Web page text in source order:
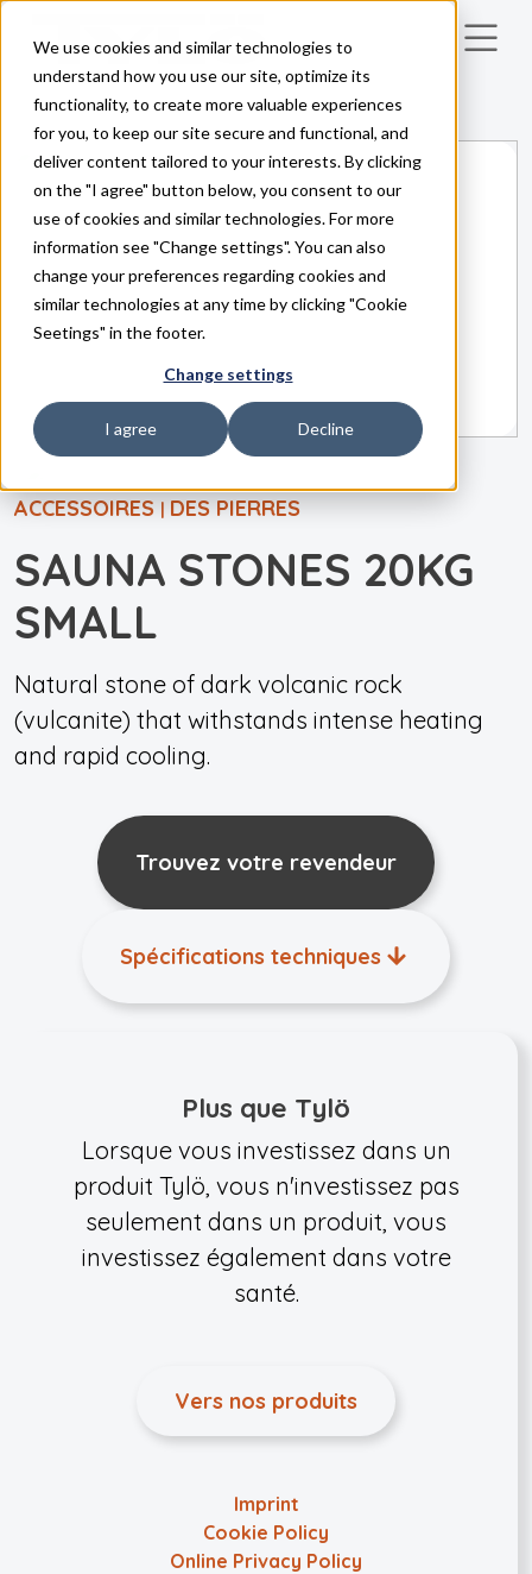
We use cookies and similar technologies to
understand how you use our site, optimize its
functionality, to create more valuable experiences
for you, to keep our site secure and functional, and
deliver content tailored to your interests. By clicking
on the "I agree" button below, you consent to our
use of cookies and similar technologies. For more
information see "Change settings". You can also
change your preferences regarding cookies and
similar technologies at any time by clicking "Cookie
Seetings" in the footer.
Change settings
I agree Decline
Skip to main content
ACCESSOIRES | DES PIERRES
SAUNA STONES 20KG
SMALL
Natural stone of dark volcanic rock
(vulcanite) that withstands intense heating
and rapid cooling.
Trouvez votre revendeur
Spécifications techniques
Plus que Tylö
Lorsque vous investissez dans un
produit Tylö, vous n'investissez pas
seulement dans un produit, vous
investissez également dans votre
santé.
Vers nos produits
Imprint
Cookie Policy
Online Privacy Policy